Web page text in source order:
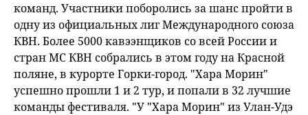
команд. Участники поборолись за шанс пройти в
одну из официальных лиг Международного союза
КВН. Более 5000 кавээнщиков со всей России и
стран МС КВН собрались в этом году на Красной
поляне, в курорте Горки-город. "Хара Морин"
успешно прошли 1 и 2 тур, и попали в 32 лучшие
команды фестиваля. "У "Хара Морин" из Улан-Удэ